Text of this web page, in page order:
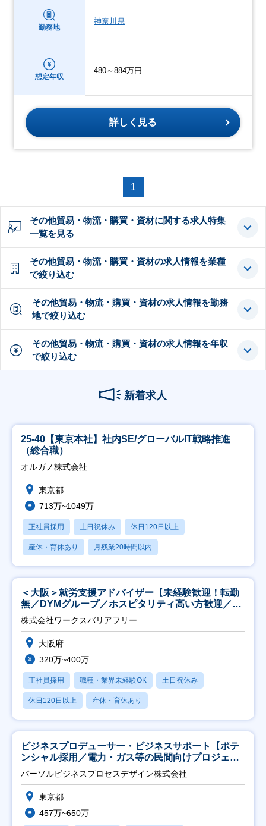
勤務地
神奈川県
想定年収
480～884万円
詳しく見る
1
その他貿易・物流・購買・資材に関する求人特集
一覧を見る
その他貿易・物流・購買・資材の求人情報を業種
で絞り込む
その他貿易・物流・購買・資材の求人情報を勤務
地で絞り込む
その他貿易・物流・購買・資材の求人情報を年収
で絞り込む
新着求人
25-40【東京本社】社内SE/グローバルIT戦略推進
（総合職）
オルガノ株式会社
東京都
713万~1049万
正社員採用 土日祝休み 休日120日以上
産休・育休あり 月残業20時間以内
＜大阪＞就労支援アドバイザー【未経験歓迎！転勤
無／DYMグループ／ホスピタリティ高い方歓迎／土
日祝】
株式会社ワークスバリアフリー
大阪府
320万~400万
正社員採用 職種・業界未経験OK 土日祝休み
休日120日以上 産休・育休あり
ビジネスプロデューサー・ビジネスサポート【ポテ
ンシャル採用／電力・ガス等の民間向けプロジェク
ト推進】
パーソルビジネスプロセスデザイン株式会社
東京都
457万~650万